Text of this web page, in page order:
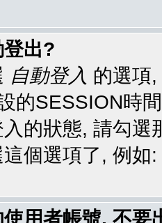
出?
自動登入 的選項
的SESSION時
的狀態, 請勾
個選項了, 例
用者帳號, 不